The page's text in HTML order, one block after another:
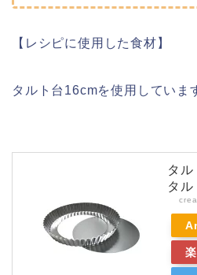
【レシピに使用した食材】
タルト台16cmを使用していま
タ
タ